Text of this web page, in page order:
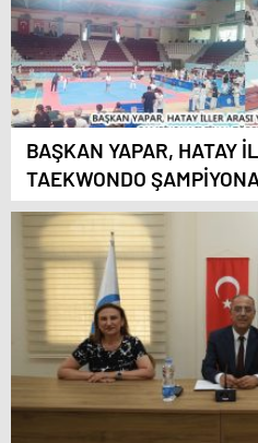
BAŞKAN YAPAR, HATAY
TAEKWONDO
KATILDI